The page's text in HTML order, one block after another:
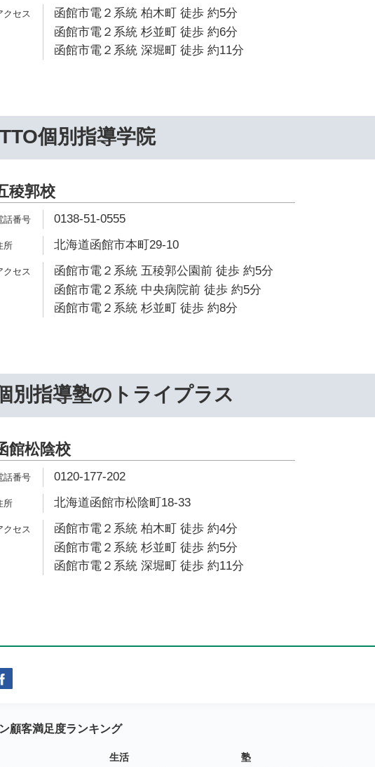
函館市電２系統 柏木町 徒歩 約5分
函館市電２系統 杉並町 徒歩 約6分
函館市電２系統 深堀町 徒歩 約11分
個別指導学院
稜郭校
0138-51-0555
北海道函館市本町29-10
函館市電２系統 五稜郭公園前 徒歩 約5分
函館市電２系統 中央病院前 徒歩 約5分
函館市電２系統 杉並町 徒歩 約8分
別指導塾のトライプラス
館松陰校
0120-177-202
北海道函館市松陰町18-33
函館市電２系統 柏木町 徒歩 約4分
函館市電２系統 杉並町 徒歩 約5分
函館市電２系統 深堀町 徒歩 約11分
顧客満足度ランキング
生活
塾